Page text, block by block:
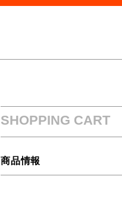
SHOPPING CART
商品情報